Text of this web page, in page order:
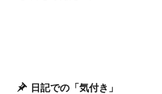
日記での「気付き」